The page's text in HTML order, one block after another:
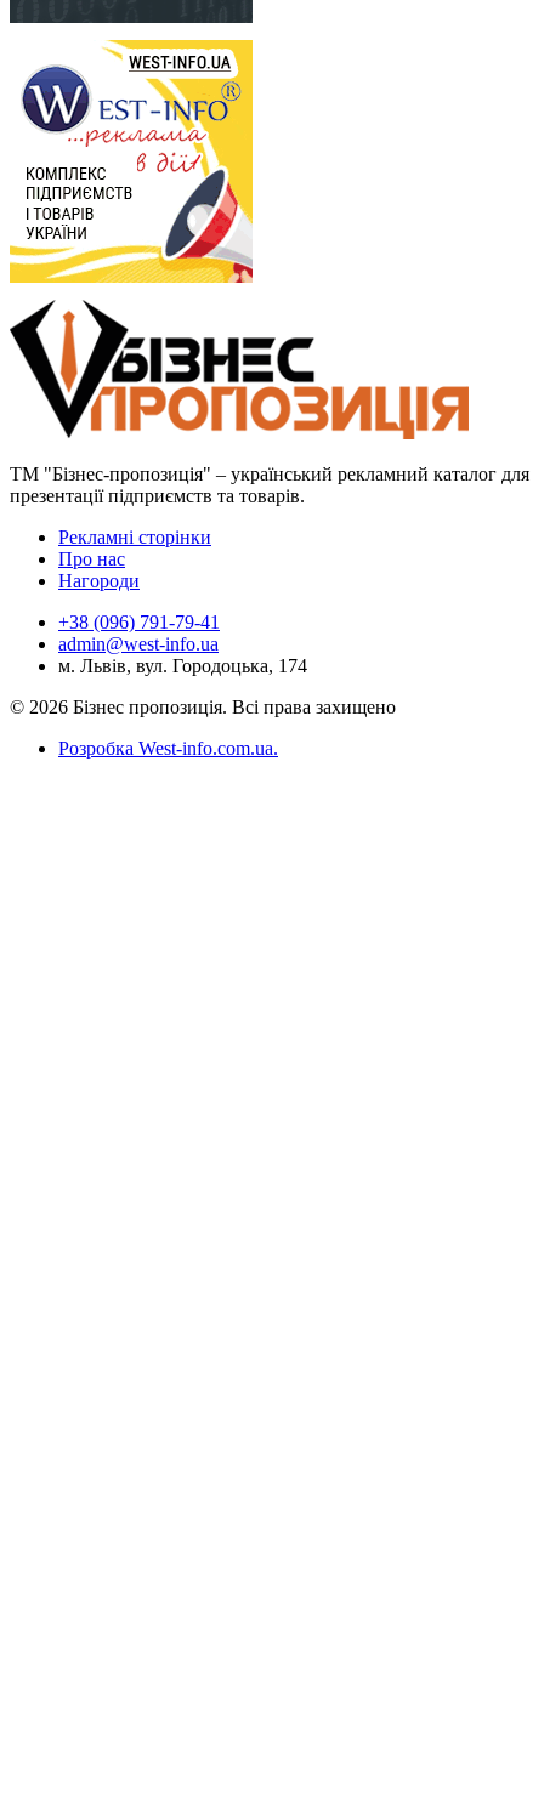
ТМ "Бізнес-пропозиція" – український рекламний каталог для
презентації підприємств та товарів.
Рекламні сторінки
Про нас
Нагороди
+38 (096) 791-79-41
admin@west-info.ua
м. Львів, вул. Городоцька, 174
© 2026 Бізнес пропозиція. Всі права захищено
Розробка West-info.com.ua.